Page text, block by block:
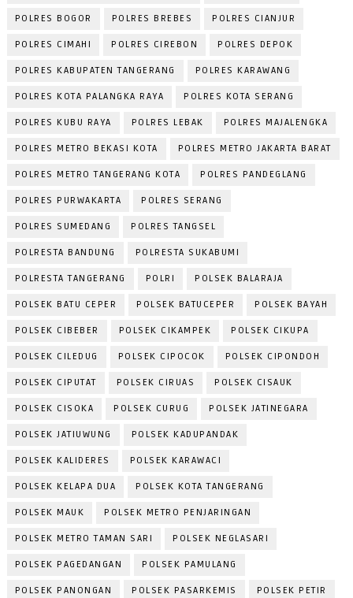
POLRES BOGOR POLRES BREBES POLRES CIANJUR
POLRES CIMAHI POLRES CIREBON POLRES DEPOK
POLRES KABUPATEN TANGERANG POLRES KARAWANG
POLRES KOTA PALANGKA RAYA POLRES KOTA SERANG
POLRES KUBU RAYA POLRES LEBAK POLRES MAJALENGKA
POLRES METRO BEKASI KOTA POLRES METRO JAKARTA BARAT
POLRES METRO TANGERANG KOTA POLRES PANDEGLANG
POLRES PURWAKARTA POLRES SERANG
POLRES SUMEDANG POLRES TANGSEL
POLRESTA BANDUNG POLRESTA SUKABUMI
POLRESTA TANGERANG POLRI POLSEK BALARAJA
POLSEK BATU CEPER POLSEK BATUCEPER POLSEK BAYAH
POLSEK CIBEBER POLSEK CIKAMPEK POLSEK CIKUPA
POLSEK CILEDUG POLSEK CIPOCOK POLSEK CIPONDOH
POLSEK CIPUTAT POLSEK CIRUAS POLSEK CISAUK
POLSEK CISOKA POLSEK CURUG POLSEK JATINEGARA
POLSEK JATIUWUNG POLSEK KADUPANDAK
POLSEK KALIDERES POLSEK KARAWACI
POLSEK KELAPA DUA POLSEK KOTA TANGERANG
POLSEK MAUK POLSEK METRO PENJARINGAN
POLSEK METRO TAMAN SARI POLSEK NEGLASARI
POLSEK PAGEDANGAN POLSEK PAMULANG
POLSEK PANONGAN POLSEK PASARKEMIS POLSEK PETIR